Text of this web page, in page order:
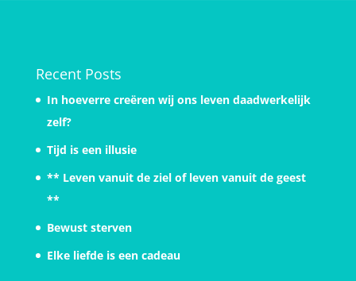
Recent Posts
In hoeverre creëren wij ons leven daadwerkelijk
zelf?
Tijd is een illusie
** Leven vanuit de ziel of leven vanuit de geest
**
Bewust sterven
Elke liefde is een cadeau